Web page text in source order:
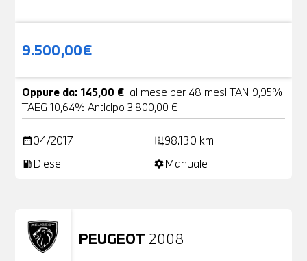
9.500,00€
Oppure da: 145,00 € al mese per 48 mesi TAN 9,95%
TAEG 10,64% Anticipo 3.800,00 €
date_range04/2017 add_road98.130 km
local_gas_station Diesel settingsManuale
PEUGEOT 2008
Usato